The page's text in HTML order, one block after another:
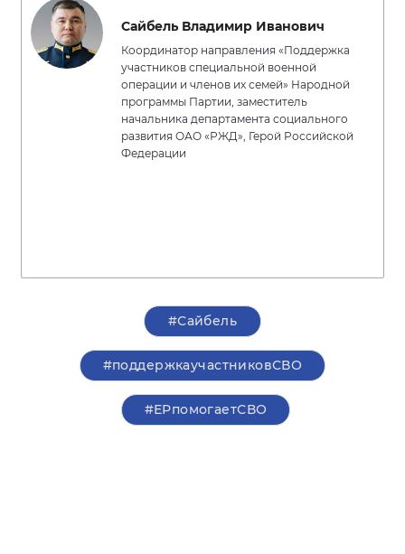
Сайбель Владимир Иванович
Координатор направления «Поддержка
участников специальной военной
операции и членов их семей» Народной
программы Партии, заместитель
начальника департамента социального
развития ОАО «РЖД», Герой Российской
Федерации
#Сайбель
#поддержкаучастниковСВО
#ЕРпомогаетСВО